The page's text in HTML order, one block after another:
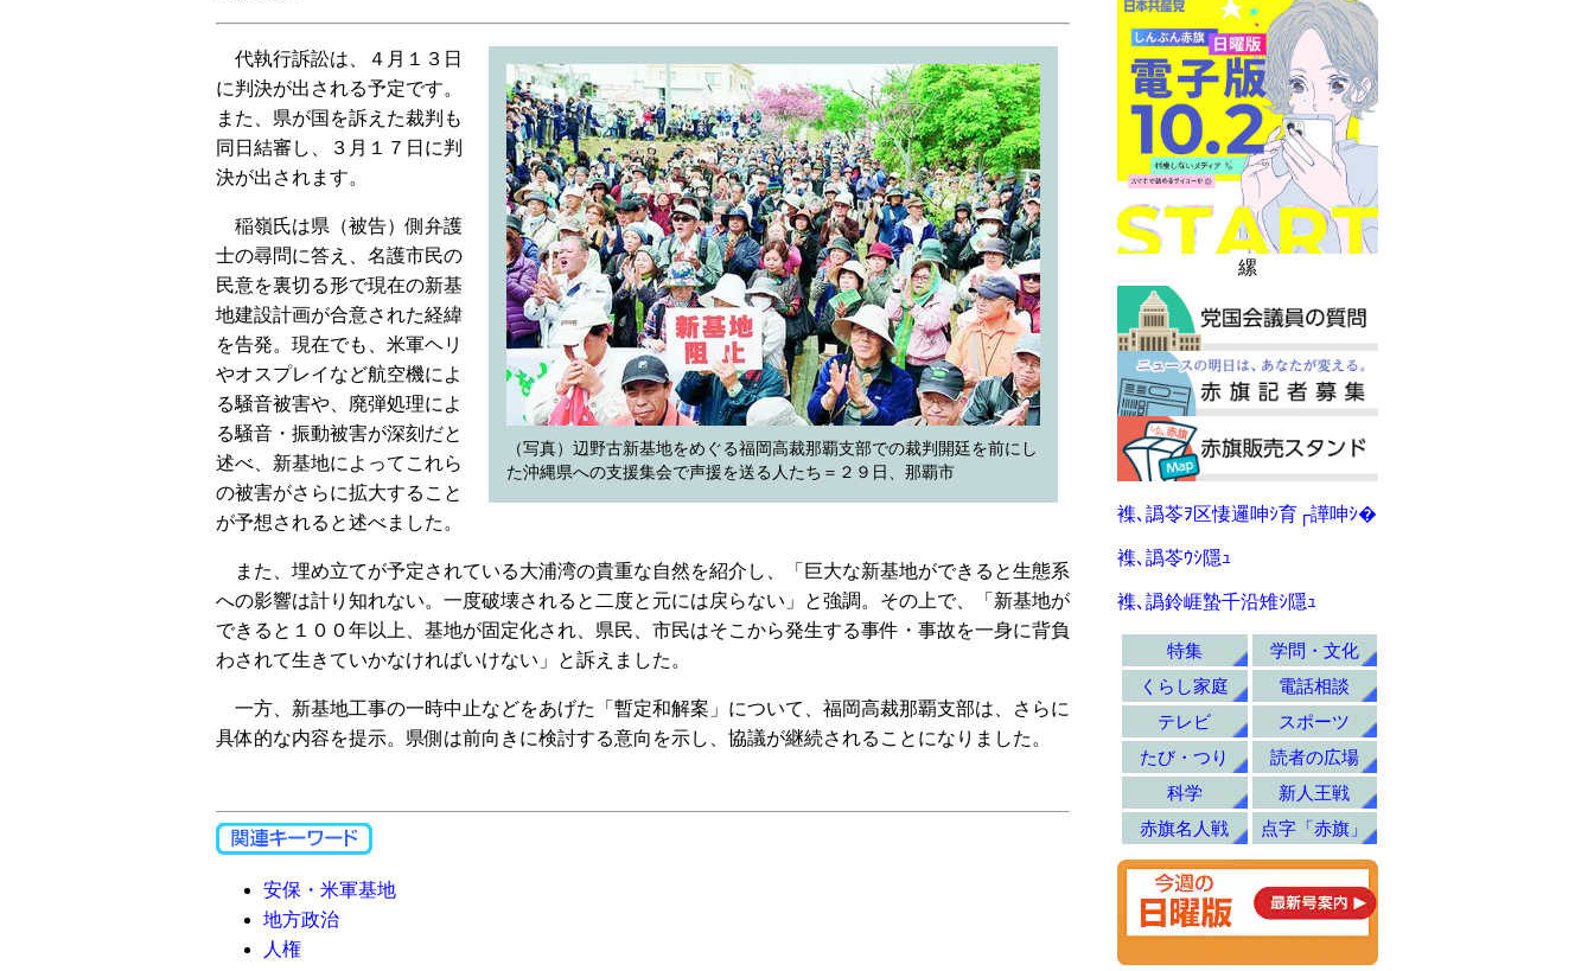
（写真）辺野古新基地をめぐる福岡高裁那覇支部での裁判開廷を前にし
た沖縄県への支援集会で声援を送る人たち＝２９日、那覇市
代執行訴訟は、４月１３日
に判決が出される予定です。
また、県が国を訴えた裁判も
同日結審し、３月１７日に判
決が出されます。
稲嶺氏は県（被告）側弁護
士の尋問に答え、名護市民の
民意を裏切る形で現在の新基
地建設計画が合意された経緯
を告発。現在でも、米軍ヘリ
やオスプレイなど航空機によ
る騒音被害や、廃弾処理によ
る騒音・振動被害が深刻だと
述べ、新基地によってこれら
の被害がさらに拡大すること
が予想されると述べました。
また、埋め立てが予定されている大浦湾の貴重な自然を紹介し、「巨大な新基地ができると生態系
への影響は計り知れない。一度破壊されると二度と元には戻らない」と強調。その上で、「新基地が
できると１００年以上、基地が固定化され、県民、市民はそこから発生する事件・事故を一身に背負
わされて生きていかなければいけない」と訴えました。
一方、新基地工事の一時中止などをあげた「暫定和解案」について、福岡高裁那覇支部は、さらに
具体的な内容を提示。県側は前向きに検討する意向を示し、協議が継続されることになりました。
安保・米軍基地
地方政治
人権
縲
襍､譌苓ｦ区悽邏呻ｼ育┌譁呻ｼ�
襍､譌苓ｳｼ隱ｭ
襍､譌鈴崕蟄千沿雉ｼ隱ｭ
特集
学問・文化
くらし家庭
電話相談
テレビ
スポーツ
たび・つり
読者の広場
科学
新人王戦
赤旗名人戦
点字「赤旗」